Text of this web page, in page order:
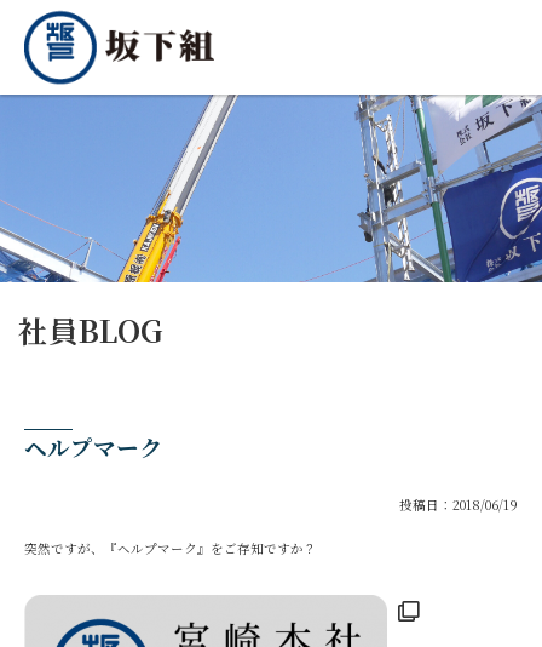
社員BLOG
ヘルプマーク
投稿日：2018/06/19
突然ですが、『ヘルプマーク』をご存知ですか？